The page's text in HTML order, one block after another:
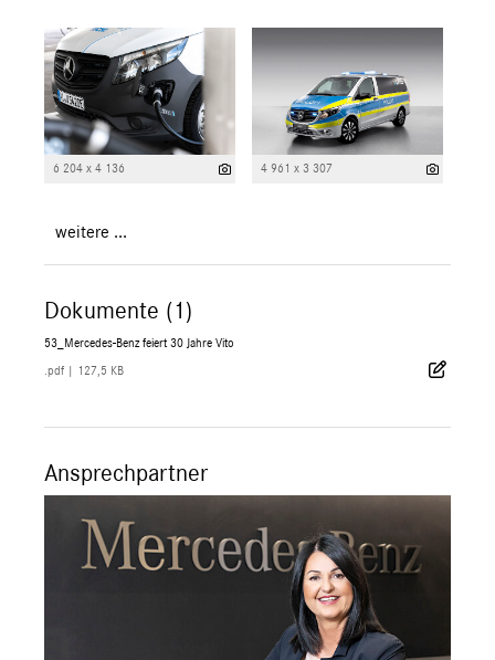
6 204 x 4 136 4 961 x 3 307
weitere ...
Dokumente (1)
53_Mercedes-Benz feiert 30 Jahre Vito
.pdf 127,5 KB
Ansprechpartner